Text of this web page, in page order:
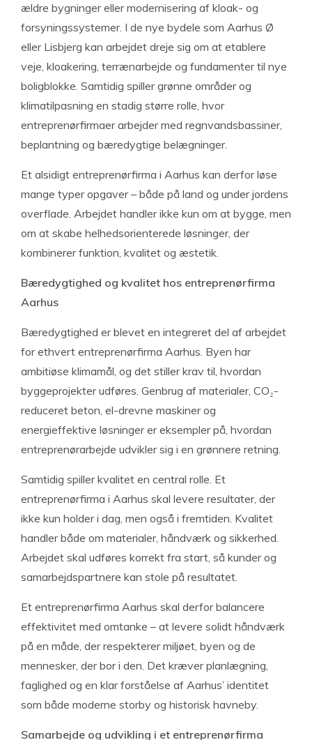
ældre bygninger eller modernisering af kloak- og
forsyningssystemer. I de nye bydele som Aarhus Ø
eller Lisbjerg kan arbejdet dreje sig om at etablere
veje, kloakering, terrænarbejde og fundamenter til nye
boligblokke. Samtidig spiller grønne områder og
klimatilpasning en stadig større rolle, hvor
entreprenørfirmaer arbejder med regnvandsbassiner,
beplantning og bæredygtige belægninger.
Et alsidigt entreprenørfirma i Aarhus kan derfor løse
mange typer opgaver – både på land og under jordens
overflade. Arbejdet handler ikke kun om at bygge, men
om at skabe helhedsorienterede løsninger, der
kombinerer funktion, kvalitet og æstetik.
Bæredygtighed og kvalitet hos entreprenørfirma
Aarhus
Bæredygtighed er blevet en integreret del af arbejdet
for ethvert entreprenørfirma Aarhus. Byen har
ambitiøse klimamål, og det stiller krav til, hvordan
byggeprojekter udføres. Genbrug af materialer, CO₂-
reduceret beton, el-drevne maskiner og
energieffektive løsninger er eksempler på, hvordan
entreprenørarbejde udvikler sig i en grønnere retning.
Samtidig spiller kvalitet en central rolle. Et
entreprenørfirma i Aarhus skal levere resultater, der
ikke kun holder i dag, men også i fremtiden. Kvalitet
handler både om materialer, håndværk og sikkerhed.
Arbejdet skal udføres korrekt fra start, så kunder og
samarbejdspartnere kan stole på resultatet.
Et entreprenørfirma Aarhus skal derfor balancere
effektivitet med omtanke – at levere solidt håndværk
på en måde, der respekterer miljøet, byen og de
mennesker, der bor i den. Det kræver planlægning,
faglighed og en klar forståelse af Aarhus’ identitet
som både moderne storby og historisk havneby.
Samarbejde og udvikling i et entreprenørfirma